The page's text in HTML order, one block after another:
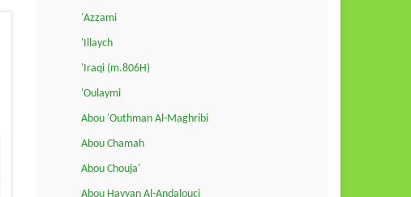
'Azzami
'Illaych
'Iraqi (m.806H)
'Oulaymi
Abou 'Outhman Al-Maghribi
Abou Chamah
Abou Chouja'
Abou Hayyan Al-Andalouçi